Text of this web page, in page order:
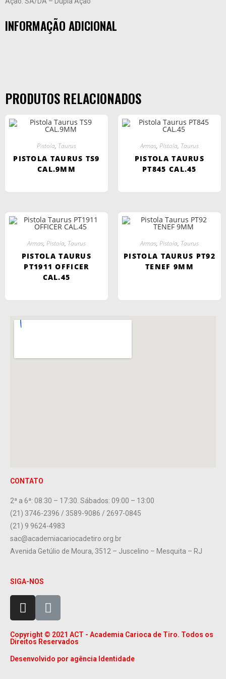
INFORMAÇÃO ADICIONAL
PRODUTOS RELACIONADOS
Pistola, Taurus
PISTOLA TAURUS TS9
CAL.9MM
Armas, Pistola, Taurus
PISTOLA TAURUS
PT845 CAL.45
Armas, Pistola, Taurus
PISTOLA TAURUS
PT1911 OFFICER
CAL.45
Armas, Pistola, Taurus
PISTOLA TAURUS PT92
TENEF 9MM
CONTATO
2ª a 6ª: 08:30 – 17:30. Sábados: 09:00 – 13:00
(21) 3746-2396 / 3589-9086 / 2697-0845
(21) 9 9624-4983
sac@academiacariocadetiro.org.br
Avenida Getúlio de Moura, 3512 – Juscelino – Mesquita – RJ
SIGA-NOS
Copyright © 2021 ACT - Academia Carioca de Tiro. Todos os
Direitos Reservados
Desenvolvido por agência Identidade